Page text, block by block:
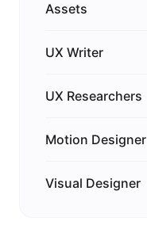
Assets
UX Writer
UX Researchers
Motion Designer
Visual Designer